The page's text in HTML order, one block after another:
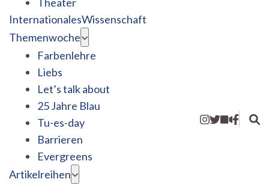
InternationalesWissenschaft
Themenwoche
Farbenlehre
Liebs
Let’s talk about
25 Jahre Blau
Tu-es-day
Barrieren
Evergreens
Artikelreihen